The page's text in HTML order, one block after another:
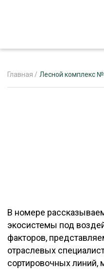
ЛЕСОЗАГОТОВКА
ОБРАБОТКА ДРЕВЕСИНЫ
ЦИФРОВАЯ СРЕДА
БИОЭНЕРГЕТИКА
РУБРИКИ
Главная / Лесной комплекс
В номере
экосистемы под
факторов,
отраслевых
сортировочных линий,